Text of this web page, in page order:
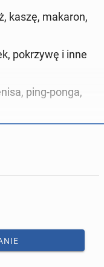
kaszę, makaron,
pokrzywę i inne
ping-ponga,
po pracy
seriale, anime